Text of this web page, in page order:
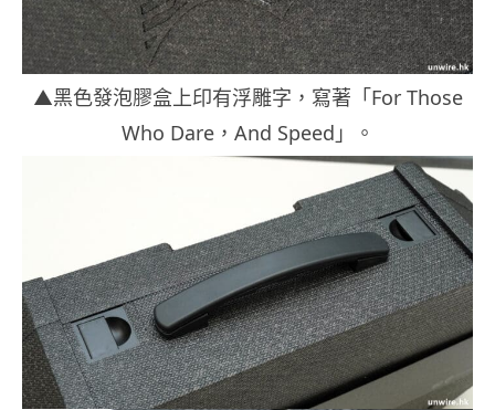
▲黑色發泡膠盒上印有浮雕字，寫著「For Those
Who Dare，And Speed」。